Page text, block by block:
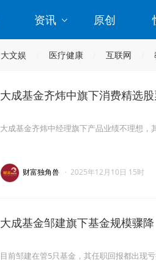
资讯 原创
大文娱 医疗健康 互联网
大成基金齐炜中旗下消费精选
大成基金齐炜中经理旗下产品业绩不理想，
财富独角兽 · 2025年12月10日 15时
大成基金邹建旗下基金规模骤
目前邹建在管5只基金，其任职回报都出现亏